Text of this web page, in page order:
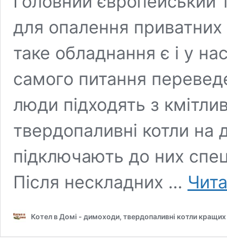
для опалення
таке обладнання є і у
самого питання
люди підходять з
твердопаливні котли на
підключають до них
Після нескладних …
Котел в Домі - димоходи, твердопаливні котли кращих